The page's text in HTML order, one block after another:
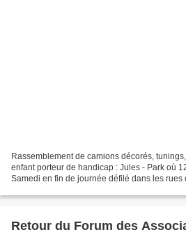
Rassemblement de camions décorés,
enfant porteur de handicap : Jules - Park où
Samedi en fin de journée défilé dans les
Retour du Forum des